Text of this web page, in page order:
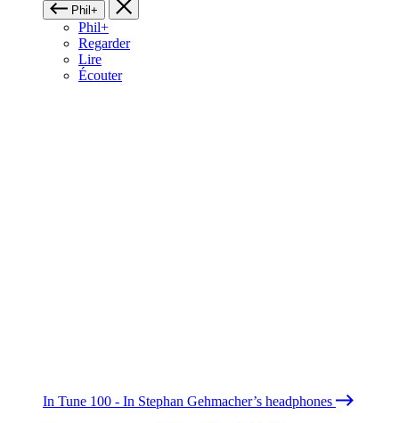
Phil+
Phil+
Regarder
Lire
Écouter
In Tune 100 - In Stephan Gehmacher’s headphones